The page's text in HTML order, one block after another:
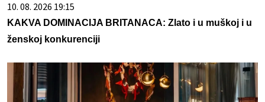
10. 08. 2026 19:15
KAKVA DOMINACIJA BRITANACA: Zlato i u muškoj i u
ženskoj konkurenciji